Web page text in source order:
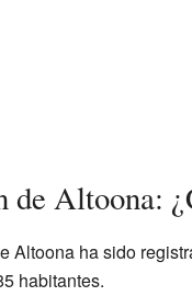
de Altoona:
Altoona ha sido
habitantes.